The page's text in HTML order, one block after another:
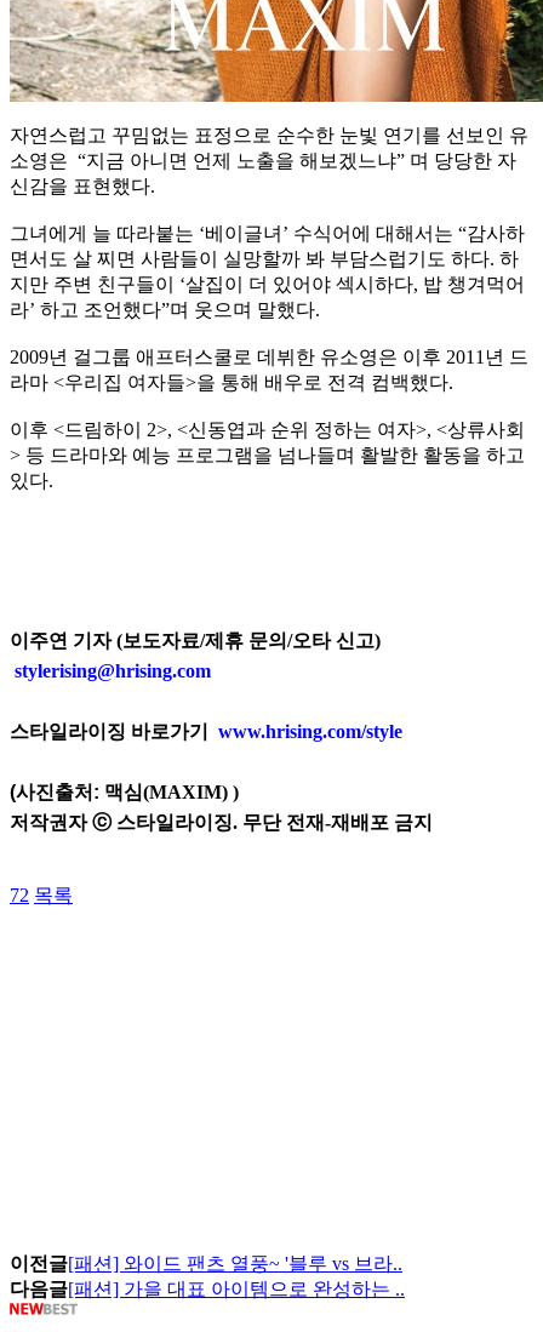
자연스럽고 꾸밈없는 표정으로 순수한 눈빛 연기를 선보인 유
소영은 “지금 아니면 언제 노출을 해보겠느냐” 며 당당한 자
신감을 표현했다.
그녀에게 늘 따라붙는 ‘베이글녀’ 수식어에 대해서는 “감사하
면서도 살 찌면 사람들이 실망할까 봐 부담스럽기도 하다. 하
지만 주변 친구들이 ‘살집이 더 있어야 섹시하다, 밥 챙겨먹어
라’ 하고 조언했다”며 웃으며 말했다.
2009년 걸그룹 애프터스쿨로 데뷔한 유소영은 이후 2011년 드
라마 <우리집 여자들>을 통해 배우로 전격 컴백했다.
이후 <드림하이 2>, <신동엽과 순위 정하는 여자>, <상류사회
> 등 드라마와 예능 프로그램을 넘나들며 활발한 활동을 하고
있다.
이주연 기자 (보도자료/제휴 문의/오타 신고)
stylerising@hrising.com
스타일라이징 바로가기 www.hrising.com/style
(사진출처: 맥심(MAXIM) )
저작권자 ⓒ 스타일라이징. 무단 전재-재배포 금지
72 목록
이전글[패션] 와이드 팬츠 열풍~ '블루 vs 브라..
다음글[패션] 가을 대표 아이템으로 완성하는 ..